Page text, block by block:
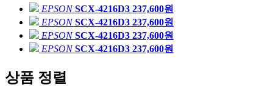
EPSON SCX-4216D3 237,600원
EPSON SCX-4216D3 237,600원
EPSON SCX-4216D3 237,600원
EPSON SCX-4216D3 237,600원
상품 정렬